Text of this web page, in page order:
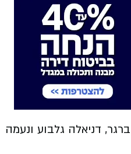
דניאלה גלבוע ונעמה